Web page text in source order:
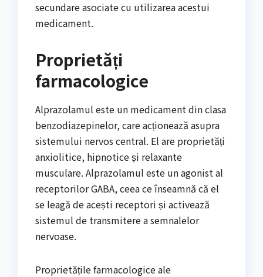
secundare asociate cu utilizarea acestui
medicament.
Proprietăți
farmacologice
Alprazolamul este un medicament din clasa
benzodiazepinelor, care acționează asupra
sistemului nervos central. El are proprietăți
anxiolitice, hipnotice și relaxante
musculare. Alprazolamul este un agonist al
receptorilor GABA, ceea ce înseamnă că el
se leagă de acești receptori și activează
sistemul de transmitere a semnalelor
nervoase.
Proprietățile farmacologice ale